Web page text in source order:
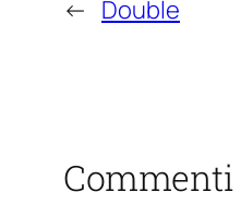
← Double
Commenti